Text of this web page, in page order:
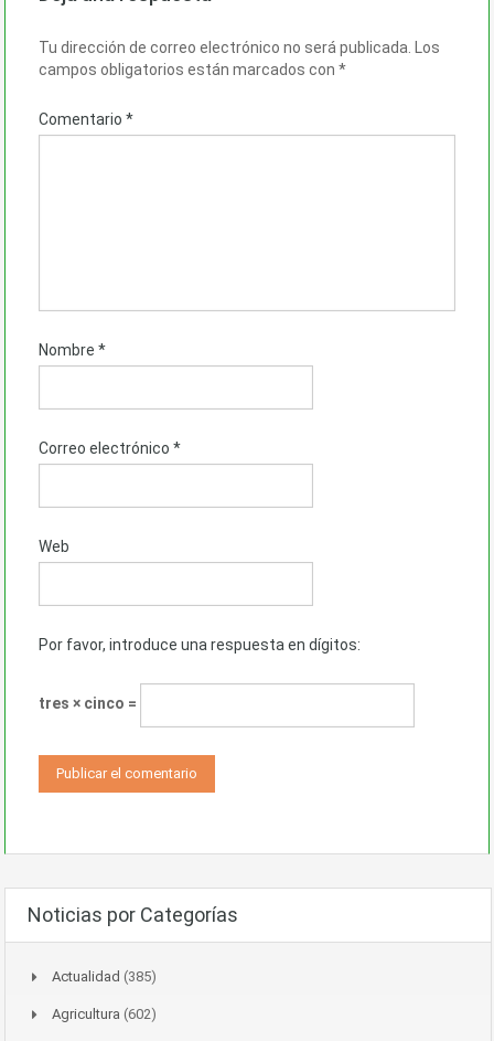
Tu dirección de correo electrónico no será publicada. Los
campos obligatorios están marcados con *
Comentario *
Nombre *
Correo electrónico *
Web
Por favor, introduce una respuesta en dígitos:
tres × cinco =
Noticias por Categorías
Actualidad (385)
Agricultura (602)